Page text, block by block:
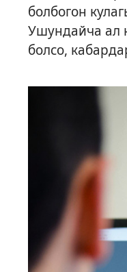
болбогон
Ушундайча ал
болсо,